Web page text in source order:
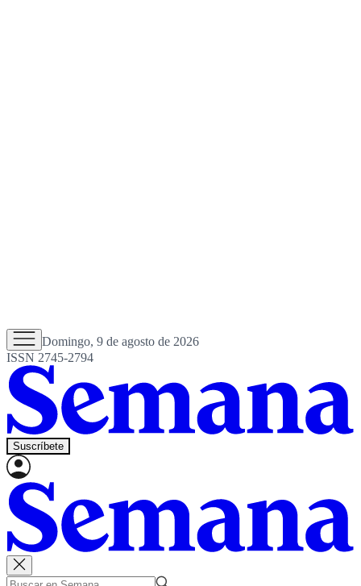
Domingo, 9 de agosto de 2026
ISSN 2745-2794
Suscríbete